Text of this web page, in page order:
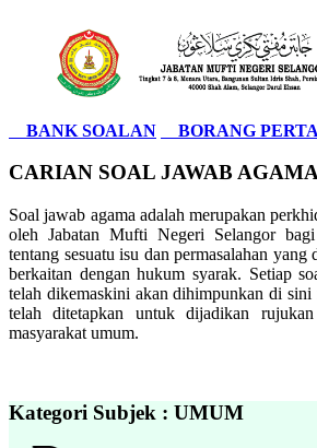
BANK SOALAN BORANG
CARIAN SOAL JAWAB
Soal jawab agama adalah merupakan
oleh Jabatan Mufti Negeri Selangor bagi
tentang sesuatu isu dan permasalahan yang
berkaitan dengan hukum syarak. Setiap
telah dikemaskini akan dihimpunkan di
telah ditetapkan untuk dijadikan
masyarakat umum.
Kategori Subjek : UMUM